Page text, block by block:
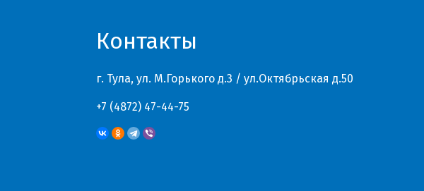
Контакты
г. Тула, ул. М.Горького д.3 / ул.Октябрьская д.50
+7 (4872) 47-44-75